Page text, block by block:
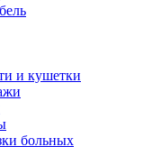
и кушетки
больных